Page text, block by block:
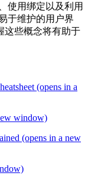
使用绑定以及利用
于维护的用户界
这些概念将有助于
(opens in a
window)
(opens in a new